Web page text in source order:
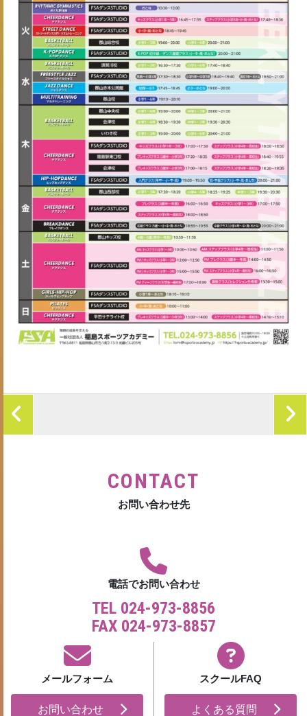
CONTACT
お問い合わせ先
電話でお問い合わせ
TEL 024-973-8856
FAX 024-973-8857
メールフォーム
お問い合わせ
スクールFAQ
よくある質問